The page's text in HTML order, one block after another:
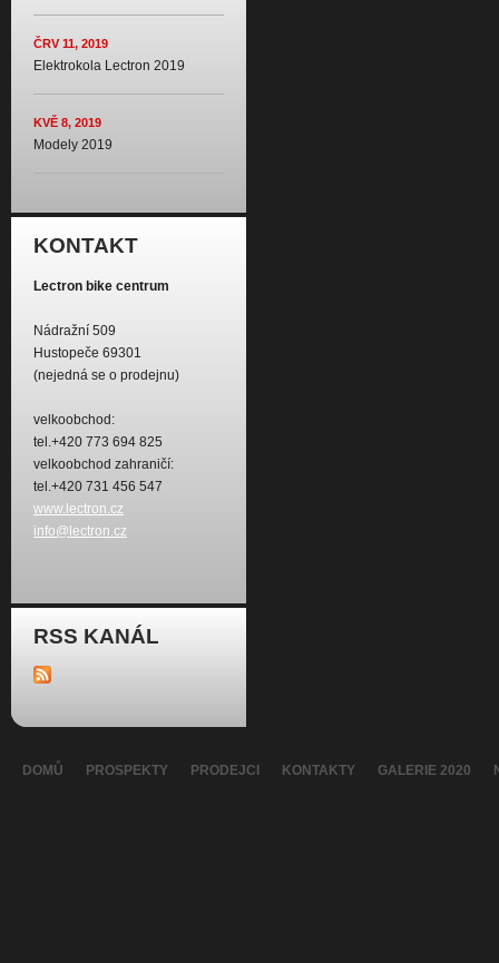
ČRV 11, 2019
Elektrokola Lectron 2019
KVĚ 8, 2019
Modely 2019
KONTAKT
Lectron bike centrum
Nádražní 509
Hustopeče 69301
(nejedná se o prodejnu)
velkoobchod:
tel.+420 773 694 825
velkoobchod zahraničí:
tel.+420 731 456 547
www.lectron.cz
info@lectron.cz
RSS KANÁL
DOMŮ PROSPEKTY PRODEJCI KONTAKTY GALERIE 2020